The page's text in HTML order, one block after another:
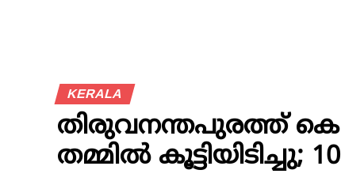
KERALA
തിരുവനന്തപുരത്ത്
തമ്മില്‍ കൂട്ടിയിടിച്ചു;